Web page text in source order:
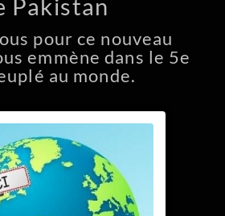
Tomas Gubitsch, Tomas
Choir from Sofia/Plovdiv`s
Sofia Sinfonic Orchestra,
Pakistan
pour ce nouveau
emmène dans le 5e
au monde.